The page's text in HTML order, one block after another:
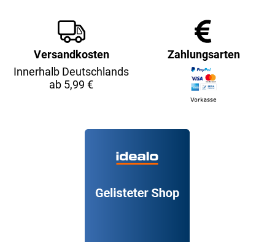
Versandkosten
Innerhalb Deutschlands
ab 5,99 €
Zahlungsarten